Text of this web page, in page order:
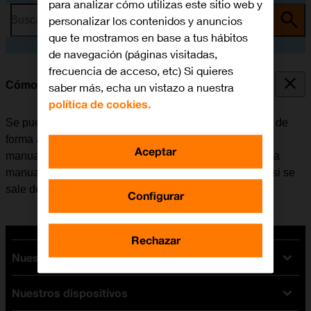
Busca por problema o tema
Cómo seleccionar una red
Se puede configurar el móvil para que busque una red de
forma automática o se puede seleccionar una red
manualmente. En caso de seleccionar una red de forma
manual, puede ocurrir que el móvil pierda la conexión si se
sale del área de cobertura de la red seleccionada.
Nuestras tarifas
Tarifas Orange
Nuestros dispositivos
para analizar cómo utilizas este sitio web y
personalizar los contenidos y anuncios
que te mostramos en base a tus hábitos
de navegación (páginas visitadas,
frecuencia de acceso, etc) Si quieres
saber más, echa un vistazo a nuestra
política de cookies.
Configurar
Rechazar
Aceptar